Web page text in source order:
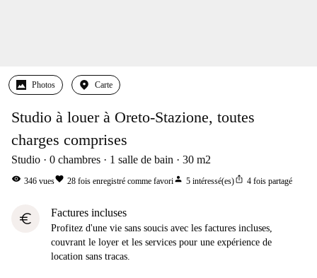
Photos Carte
Studio à louer à Oreto-Stazione, toutes
charges comprises
Studio 0 chambres 1 salle de bain 30 m2
visibility 346 vuesfavorite 28 fois enregistré comme favoriperson 5 intéressé(es)ios_share 4 fois partagé
euro Factures incluses
Profitez d'une vie sans soucis avec les factures incluses,
couvrant le loyer et les services pour une expérience de
location sans tracas.